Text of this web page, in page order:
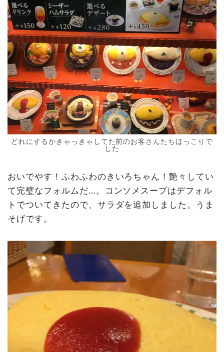
どれにするかきゃっきゃしてた前のお客さんたちほっこりで
した
おいでやす！ふわふわのきいろちゃん！艶々してい
て完璧なフォルムだ…。コンソメスープはデフォル
トでついてきたので、サラダを追加しました。うま
そげです。